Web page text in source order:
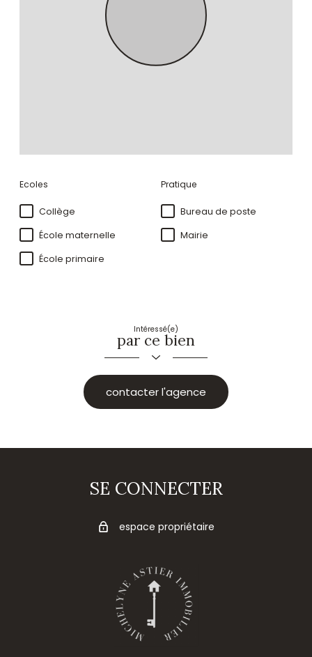
Ecoles
Collège
École maternelle
École primaire
Pratique
Bureau de poste
Mairie
Intéressé(e)
par ce bien
contacter l'agence
SE CONNECTER
espace propriétaire